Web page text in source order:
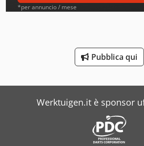
Bianco
Carnehl
Cascade
*per annuncio / mese
Pubblica qui
Werktuigen.it è sponsor